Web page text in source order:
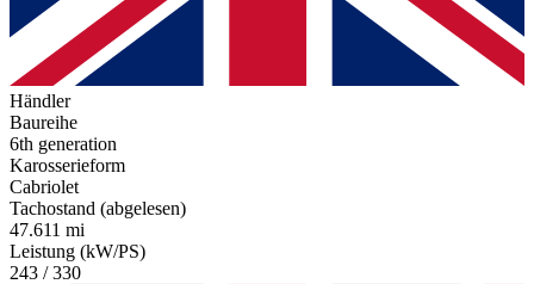
Händler
Baureihe
6th generation
Karosserieform
Cabriolet
Tachostand (abgelesen)
47.611 mi
Leistung (kW/PS)
243 / 330